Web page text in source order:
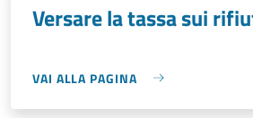
Versare la tassa sui
VAI ALLA PAGINA